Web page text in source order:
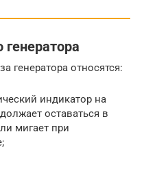
генератора
генератора относятся:
индикатор на
оставаться в
мигает при